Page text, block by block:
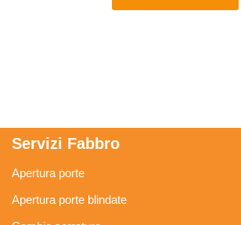
Servizi Fabbro
Apertura porte
Apertura porte blindate